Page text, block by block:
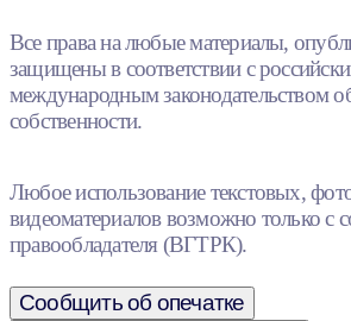
Все права на любые материалы,
защищены в соответствии с
международным законодательством
собственности.
Любое использование текстовых,
видеоматериалов возможно только с
правообладателя (ВГТРК).
Сообщить об опечатке